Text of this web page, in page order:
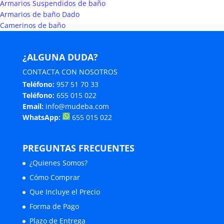
Armarios Suspendidos de baño
Armarios de baño Dado
Camerinos de baño
¿ALGUNA DUDA?
CONTACTA CON NOSOTROS
Teléfono: 957 51 70 33
Teléfono: 655 015 022
Email: info@mudeba.com
WhatsApp:
655 015 022
PREGUNTAS FRECUENTES
¿Quienes Somos?
Cómo Comprar
Que Incluye el Precio
Forma de Pago
Plazo de Entrega